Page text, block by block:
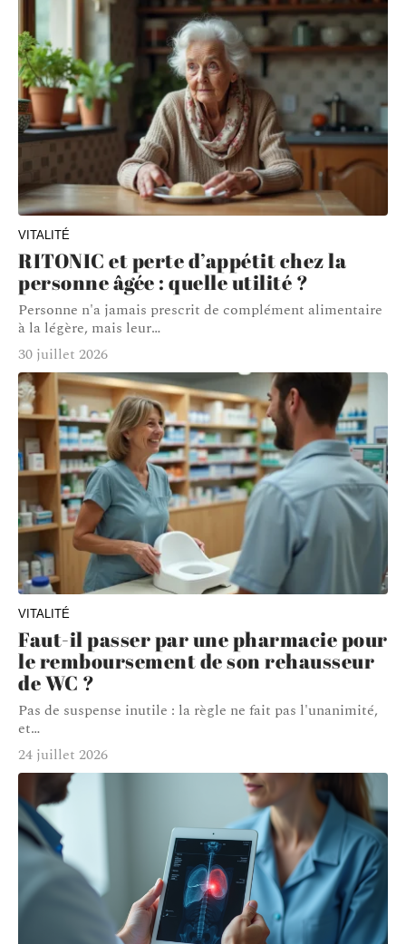
VITALITÉ
RITONIC et perte d’appétit chez la
personne âgée : quelle utilité ?
Personne n'a jamais prescrit de complément alimentaire
à la légère, mais leur…
30 juillet 2026
VITALITÉ
Faut-il passer par une pharmacie pour
le remboursement de son rehausseur
de WC ?
Pas de suspense inutile : la règle ne fait pas l'unanimité,
et…
24 juillet 2026